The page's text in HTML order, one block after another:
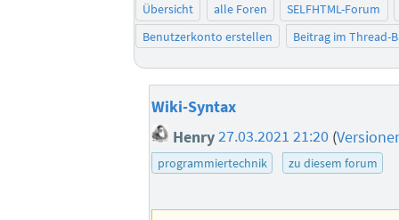
Übersicht alle Foren
SELFHTML-Forum
Benutzerkonto erstellen
Beitrag im Thread-
Wiki-Syntax
Henry27.03.2021 21:20 (
programmiertechnik zu diesem forum